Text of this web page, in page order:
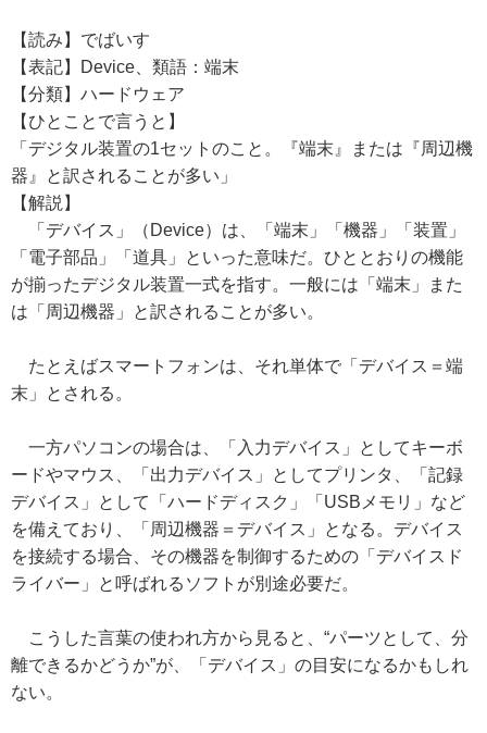
【読み】でばいす
【表記】Device、類語：端末
【分類】ハードウェア
【ひとことで言うと】
「デジタル装置の1セットのこと。『端末』または『周辺機
器』と訳されることが多い」
【解説】
「デバイス」（Device）は、「端末」「機器」「装置」
「電子部品」「道具」といった意味だ。ひととおりの機能
が揃ったデジタル装置一式を指す。一般には「端末」また
は「周辺機器」と訳されることが多い。
たとえばスマートフォンは、それ単体で「デバイス＝端
末」とされる。
一方パソコンの場合は、「入力デバイス」としてキーボ
ードやマウス、「出力デバイス」としてプリンタ、「記録
デバイス」として「ハードディスク」「USBメモリ」など
を備えており、「周辺機器＝デバイス」となる。デバイス
を接続する場合、その機器を制御するための「デバイスド
ライバー」と呼ばれるソフトが別途必要だ。
こうした言葉の使われ方から見ると、“パーツとして、分
離できるかどうか”が、「デバイス」の目安になるかもしれ
ない。